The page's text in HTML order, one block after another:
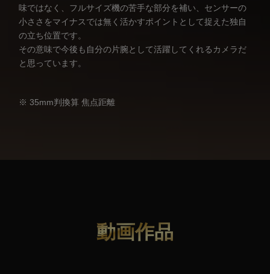
味ではなく、フルサイズ機の苦手な部分を補い、センサーの
小ささをマイナスでは無く活かすポイントとして捉えた独自
の立ち位置です。
その意味で今後も自分の片腕として活躍してくれるカメラだ
と思っています。
※ 35mm判換算 焦点距離
動画作品